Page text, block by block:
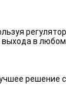
в любом
решение